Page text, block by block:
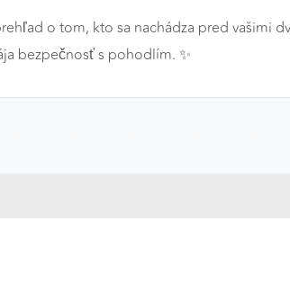
o tom, kto sa nachádza pred vašimi
bezpečnosť s pohodlím. ✨